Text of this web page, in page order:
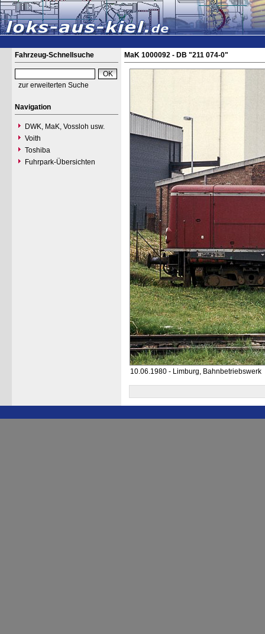
Fahrzeug-Schnellsuche
zur erweiterten Suche
Navigation
DWK, MaK, Vossloh usw.
Voith
Toshiba
Fuhrpark-Übersichten
MaK 1000092 - DB "211 074-0"
10.06.1980 - Limburg, Bahnbetriebswerk